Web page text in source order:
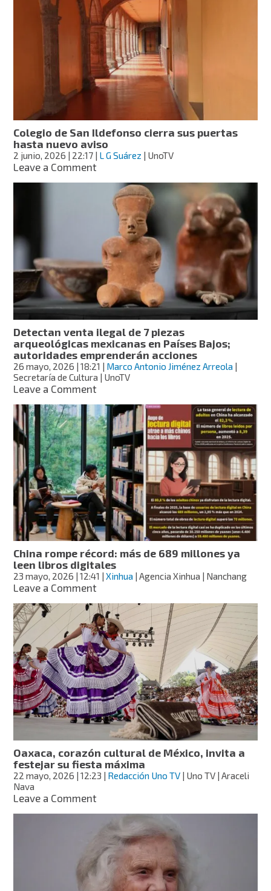
de
Atlixco
llega
al
AIFA
por
el
Mundial
2026
Colegio de San Ildefonso cierra sus puertas
hasta nuevo aviso
2 junio, 2026 | 22:17 | L G Suárez | UnoTV
Leave a Commenton
San
Ildefonso
cierra
sus
puertas
hasta
nuevo
aviso
Detectan venta ilegal de 7 piezas
arqueológicas mexicanas en Países Bajos;
autoridades emprenderán acciones
26 mayo, 2026 | 18:21 | Marco Antonio Jiménez Arreola |
Secretaría de Cultura | UnoTV
Leave a Commenton
venta
ilegal
de
7
piezas
arqueológicas
mexicanas
en
Países
Bajos;
autoridades
emprenderán
acciones
China rompe récord: más de 689 millones ya
leen libros digitales
23 mayo, 2026 | 12:41 |Xinhua | Agencia Xinhua | Nanchang
Leave a Commenton
rompe
récord:
más
de
689
millones
ya
leen
libros
digitales
Oaxaca, corazón cultural de México, invita a
festejar su fiesta máxima
22 mayo, 2026 | 12:23 | Redacción Uno TV | Uno TV | Araceli
Nava
Leave a Commenton
corazón
cultural
de
México,
invita
a